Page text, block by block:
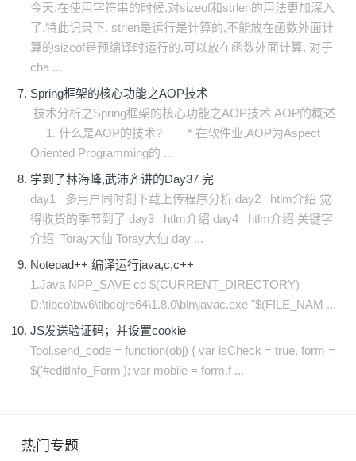
今天,在使用字符串的时候,对sizeof和strlen的用法更加深入
了,特此记录下. strlen是运行是计算的,不能放在函数外面计
算的sizeof是预编译时运行的,可以放在函数外面计算. 对于
cha ...
Spring框架的核心功能之AOP技术
技术分析之Spring框架的核心功能之AOP技术 AOP的概述
1. 什么是AOP的技术? * 在软件业,AOP为Aspect
Oriented Programming的 ...
学到了林海峰,武沛齐讲的Day37 完
day1 多用户同时刻下载上传程序分析 day2 htlm介绍 觉
得收货的季节到了 day3 htlm介绍 day4 htlm介绍 关键字
介绍 Toray大仙 Toray大仙 day ...
Notepad++ 编译运行java,c,c++
1.Java NPP_SAVE cd $(CURRENT_DIRECTORY)
D:\tibco\bw6\tibcojre64\1.8.0\bin\javac.exe "$(FILE_NAM ...
JS发送验证码；并设置cookie
Tool.send_code = function(obj) { var isCheck = true, form =
$('#editInfo_Form'); var mobile = form.f ...
热门专题